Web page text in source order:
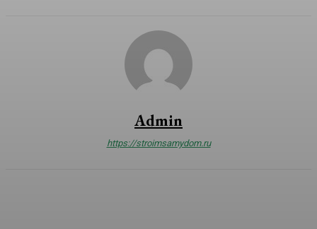
Admin
https://stroimsamydom.ru